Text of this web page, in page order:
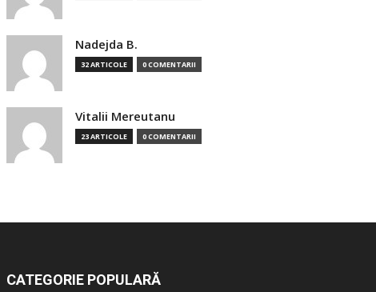
Nadejda B.
32 ARTICOLE 0 COMENTARII
Vitalii Mereutanu
23 ARTICOLE 0 COMENTARII
CATEGORIE POPULARĂ